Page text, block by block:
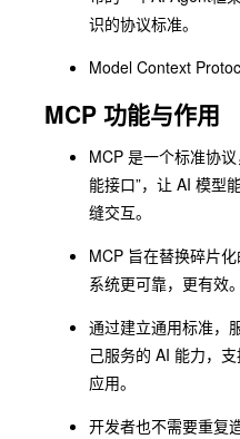
识的协议标准。
Model Context
MCP 功能与作用
MCP 是一个标准协
能接口”，让 AI 模型
缝交互。
MCP 旨在替换碎片
系统更可靠，更有效。
通过建立通用标准，
己服务的 AI 能力，
应用。
开发者也不需要重复